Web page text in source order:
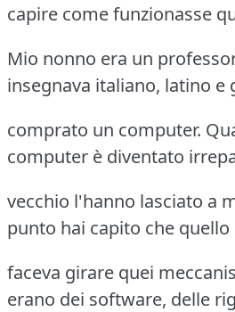
capire come funzionasse
Mio nonno era un
insegnava italiano, latino e
comprato un computer.
computer è diventato
vecchio l'hanno lasciato a
punto hai capito che quello
faceva girare quei
erano dei software, delle